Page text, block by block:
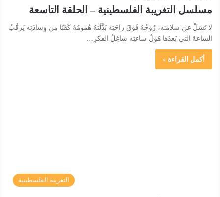
مسلسل التغريبة الفلسطينية – الحلقة التاسعة
لا تَسَلْ عن سلامته، رُوحُهُ فَوقَ راحَتِه بَدَّلَتهُ هُمومُهُ كَفَنًا مِن وِسادَتِه يَرقُبُ
الساعةَ التي بَعدَها هَولُ ساعتِه شاغِلُ الفكرِ…
أكمل القراءة »
التغريبة الفلسطينية